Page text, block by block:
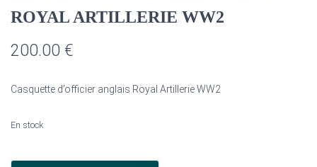
ROYAL ARTILLERIE WW2
200.00 €
Casquette d’officier anglais Royal Artillerie WW2
En stock
quantité